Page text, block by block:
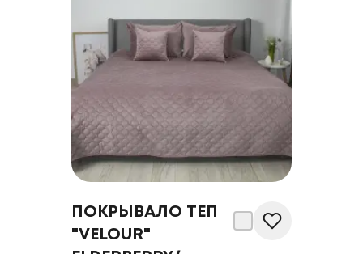
ПОКРЫВАЛО ТЕП
"VELOUR"